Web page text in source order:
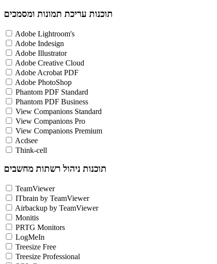
תוכנות עריכת תמונות ומסמכים
Adobe Lightroom's
Adobe Indesign
Adobe Illustrator
Adobe Creative Cloud
Adobe Acrobat PDF
Adobe PhotoShop
Phantom PDF Standard
Phantom PDF Business
View Companions Standard
View Companions Pro
View Companions Premium
Acdsee
Think-cell
תוכנות ניהול רשתות מחשבים
TeamViewer
ITbrain by TeamViewer
Airbackup by TeamViewer
Monitis
PRTG Monitors
LogMeIn
Treesize Free
Treesize Professional